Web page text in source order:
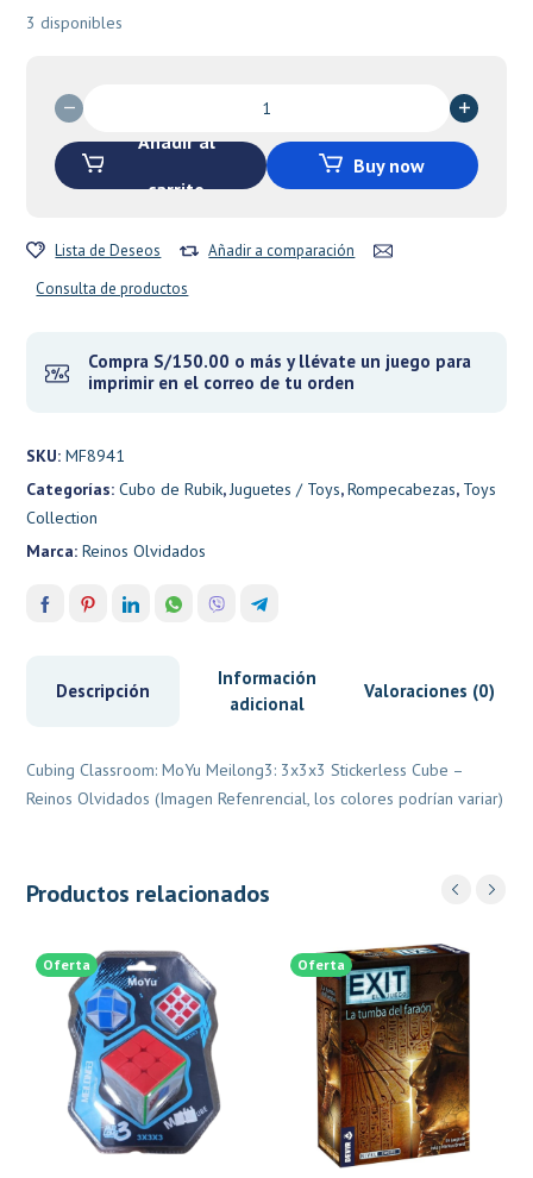
original
actual
3 disponibles
MoYu
Meilong3:
Cube
-
cantidad
Añadir al
carrito
Buy now
Lista de Deseos
Añadir a comparación
Consulta de productos
Compra S/150.00 o más y llévate un juego para
imprimir en el correo de tu orden
SKU:MF8941
Categorías:Cubo de Rubik,Juguetes / Toys,Rompecabezas, Toys
Collection
Marca:Reinos Olvidados
Descripción
Información
adicional
Valoraciones (0)
Cubing Classroom: MoYu Meilong3: 3x3x3 Stickerless Cube –
Reinos Olvidados (Imagen Refenrencial, los colores podrían variar)
Productos relacionados
Oferta Oferta